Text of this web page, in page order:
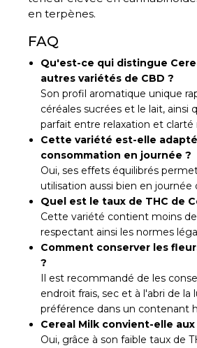
en terpènes.
FAQ
Qu'est-ce qui distingue
autres variétés de CBD ?
Son profil aromatique unique
céréales sucrées et le lait, ainsi
parfait entre relaxation et clarté
Cette variété est-elle
consommation en journée ?
Oui, ses effets équilibrés
utilisation aussi bien en journée
Quel est le taux de THC de
Cette variété contient moins de
respectant ainsi les normes
Comment conserver les
?
Il est recommandé de les
endroit frais, sec et à l'abri de la
préférence dans un contenant
Cereal Milk convient-elle
Oui, grâce à son faible taux de